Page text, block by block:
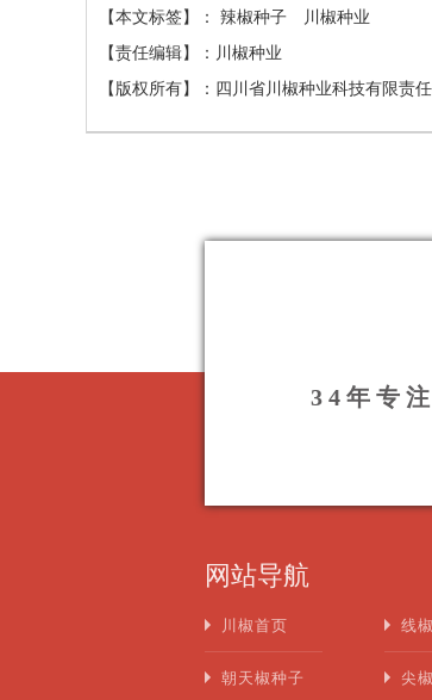
【本文标签】： 辣椒种子
川椒种业
【责任编辑】： 川椒种业
【版权所有】： 四川省川椒种业科技有限责任
34年专
网站导航
川椒首页 线
朝天椒种子 尖